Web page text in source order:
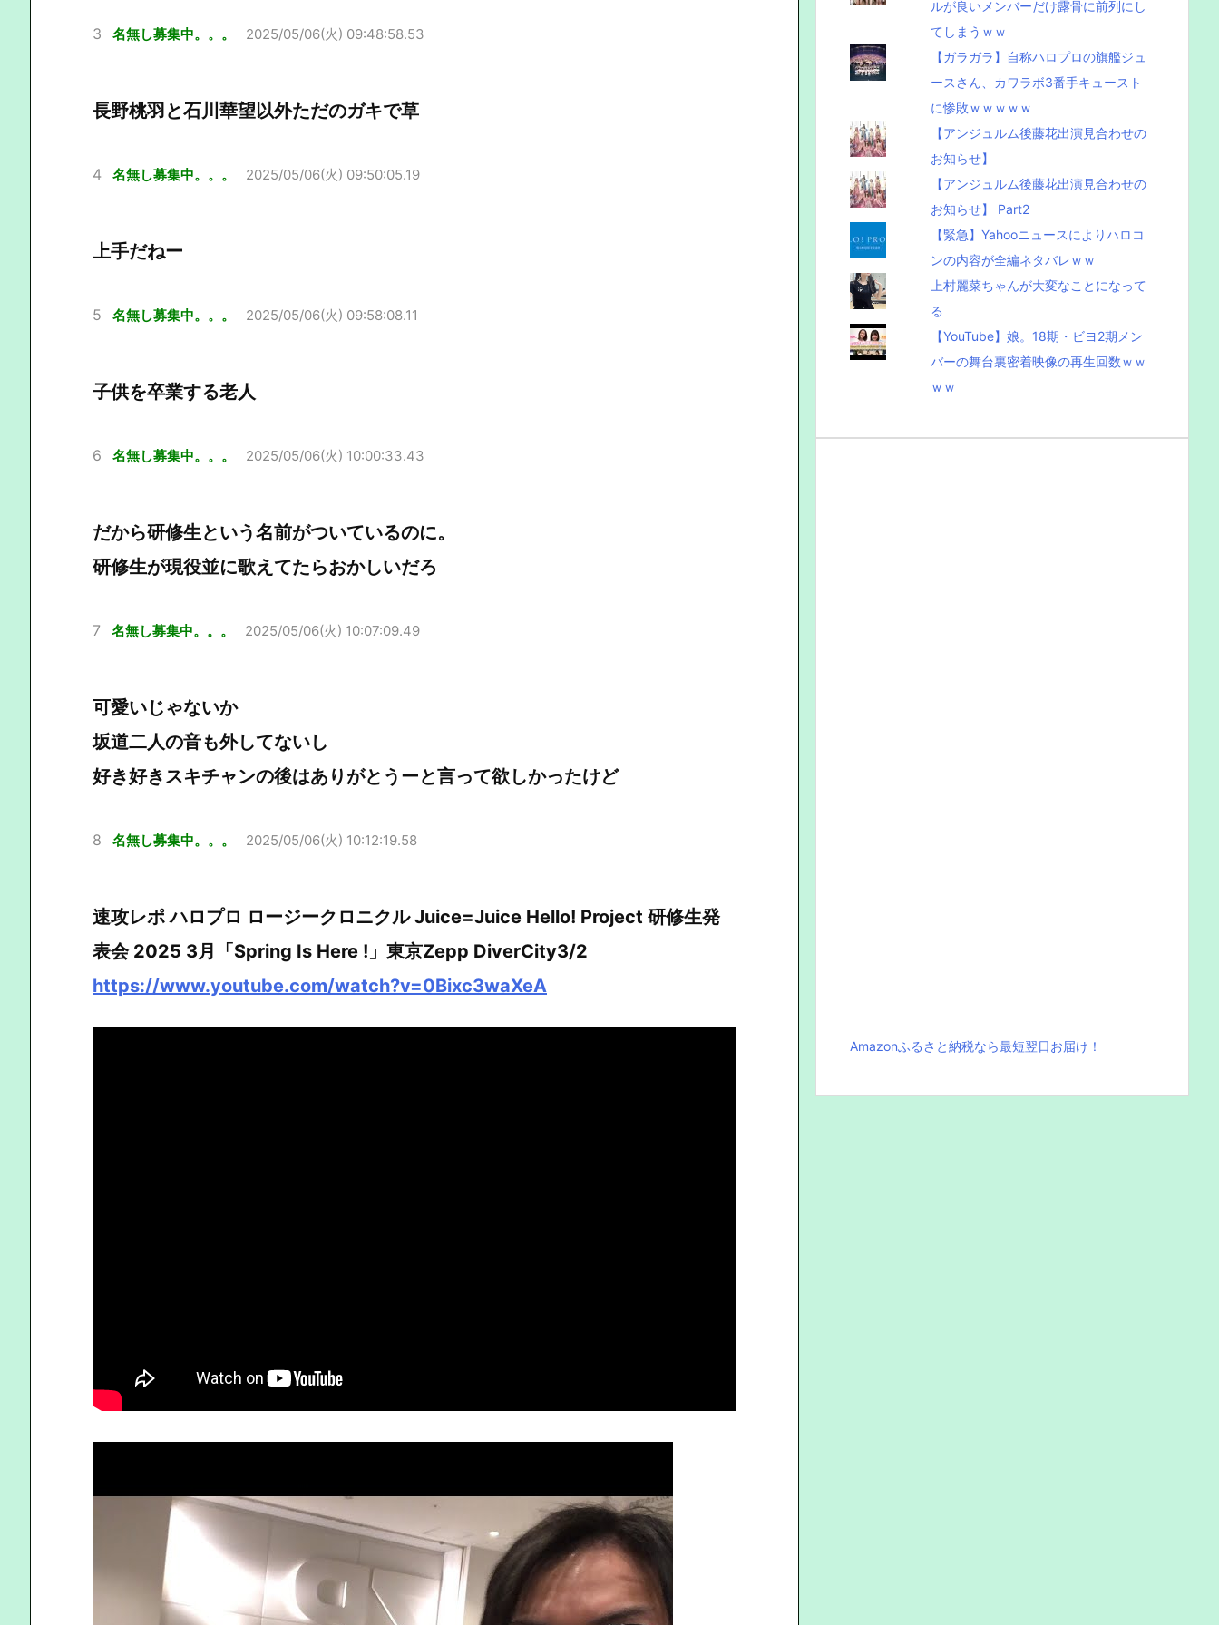
3 名無し募集中。。。 2025/05/06(火) 09:48:58.53
長野桃羽と石川華望以外ただのガキで草
4 名無し募集中。。。 2025/05/06(火) 09:50:05.19
上手だねー
5 名無し募集中。。。 2025/05/06(火) 09:58:08.11
子供を卒業する老人
6 名無し募集中。。。 2025/05/06(火) 10:00:33.43
だから研修生という名前がついているのに。
研修生が現役並に歌えてたらおかしいだろ
7 名無し募集中。。。 2025/05/06(火) 10:07:09.49
可愛いじゃないか
坂道二人の音も外してないし
好き好きスキチャンの後はありがとうーと言って欲しかったけど
8 名無し募集中。。。 2025/05/06(火) 10:12:19.58
速攻レポ ハロプロ ロージークロニクル Juice=Juice Hello! Project 研修生発
表会 2025 3月「Spring Is Here !」東京Zepp DiverCity3/2
https://www.youtube.com/watch?v=0Bixc3waXeA
ルが良いメンバーだけ露骨に前列にし
てしまうｗｗ
【ガラガラ】自称ハロプロの旗艦ジュ
ースさん、カワラボ3番手キュースト
に惨敗ｗｗｗｗｗ
【アンジュルム後藤花出演見合わせの
お知らせ】
【アンジュルム後藤花出演見合わせの
お知らせ】 Part2
【緊急】Yahooニュースによりハロコ
ンの内容が全編ネタバレｗｗ
上村麗菜ちゃんが大変なことになって
る
【YouTube】娘。18期・ビヨ2期メン
バーの舞台裏密着映像の再生回数ｗｗ
ｗｗ
Amazonふるさと納税なら最短翌日お届け！